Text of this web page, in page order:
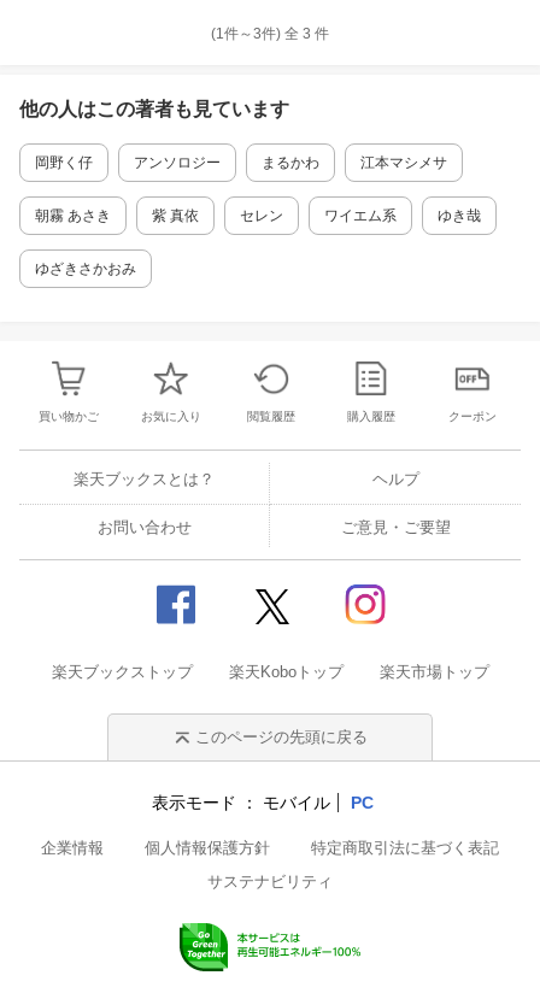
(1件～3件) 全 3 件
他の人はこの著者も見ています
岡野く仔 アンソロジー まるかわ 江本マシメサ
朝霧 あさき 紫 真依 セレン ワイエム系 ゆき哉
ゆざきさかおみ
買い物かご お気に入り 閲覧履歴 購入履歴 クーポン
楽天ブックスとは？ ヘルプ
お問い合わせ ご意見・ご要望
楽天ブックストップ 楽天Koboトップ 楽天市場トップ
このページの先頭に戻る
表示モード モバイル PC
企業情報 個人情報保護方針
特定商取引法に基づく表記
サステナビリティ